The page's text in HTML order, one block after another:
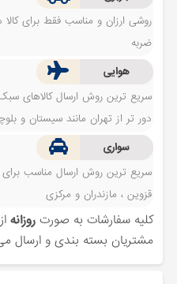
روشی ارزان و مناسب فقط برای کالا
ضربه
هوایی
سریع ترین روش ارسال کالاهای
دور تر از تهران مانند سیستان و
سواری
سریع ترین روش ارسال مناسب برای
قزوین ، مازندران و مرکزی
کلیه سفارشات به صورتروزانه
مشتریان بسته بندی و ارسال